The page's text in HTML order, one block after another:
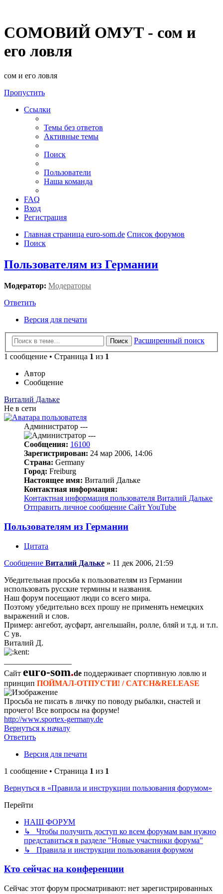
СОМОВИЙ ОМУТ - сом и
его ловля
сом и его ловля
Пропустить
Ссылки
Темы без ответов
Активные темы
Поиск
Пользователи
Наша команда
FAQ
Вход
Регистрация
Главная страница euro-som.de Список форумов
Поиск
Пользователям из Германии
Модератор: Модераторы
Ответить
Версия для печати
Поиск
Расширенный поиск
1 сообщение • Страница 1 из 1
Автор
Сообщение
Виталий Дальке
Не в сети
Администратор ---
Сообщения: 16100
Зарегистрирован: 24 мар 2006, 14:06
Страна: Germany
Город: Freiburg
Настоящее имя: Виталий Дальке
Контактная информация:
Контактная информация пользователя Виталий Дальке
Отправить личное сообщение Сайт YouTube
Пользователям из Германии
Цитата
Сообщение Виталий Дальке » 11 дек 2006, 21:59
Убедительная просьба к пользователям из Германии
использовать русские термины и названия.
Наш форум посещают люди со всего мира.
Поэтому убедительно всех прошу не применять немецких
выражений и слов.
Пример: ангебот, аусфарт, ангельшайн, ролле, бляй и т.д. и т.п.
С ув.
Виталий Д.
Сайт euro-som.de поддерживает спортивную ловлю и
принцип ПОЙМАЛ-ОТПУСТИ! / CATCH&RELEASE
Просьба не писать в личку по поводу рыбалки, снастей и
прочего! Все вопросы на форуме!
http://www.sportex-germany.de
Вернуться к началу
Ответить
Версия для печати
1 сообщение • Страница 1 из 1
Вернуться в «Правила и инструкции пользования форумом»
Перейти
НАШ ФОРУМ
↳ Чтобы получить доступ ко всем форумам вам нужно
представиться в разделе "Новые участники форума"
↳ Правила и инструкции пользования форумом
Кто сейчас на конференции
Сейчас этот форум просматривают: нет зарегистрированных